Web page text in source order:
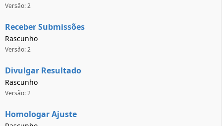
Versão: 2
Receber Submissões
Rascunho
Versão: 2
Divulgar Resultado
Rascunho
Versão: 2
Homologar Ajuste